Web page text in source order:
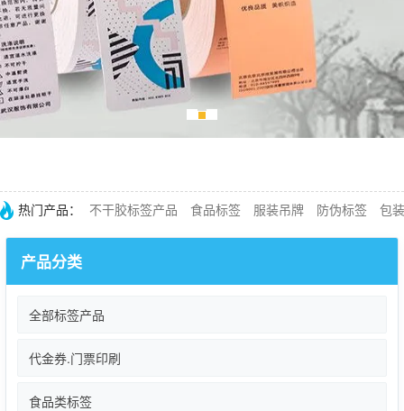
热门产品： 不干胶标签产品 食品标签 服装吊牌 防伪标签 包
产品分类
全部标签产品
代金券.门票印刷
食品类标签